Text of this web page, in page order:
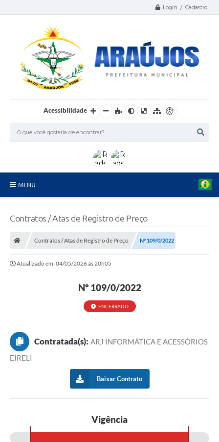
Login / Cadastro
Acessibilidade
MENU
Lei Aldir Blanc 2026
COMPRA DIRETA
Conselhos
Patrimônio Cultural
E-SIC
DOC Licenciamento Ambiental
Contratos / Atas de Registro de Preço
Contratos / Atas de Registro de Preço Nº 109/0/2022
Atualizado em: 04/05/2026 às 20h05
Nº 109/0/2022
ENCERRADO
Contratada(s): ARJ INFORMÁTICA E ACESSÓRIOS
EIRELI
Baixar Contrato
Vigência